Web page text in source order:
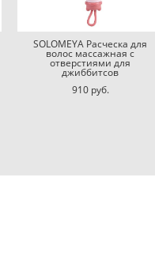
SOLOMEYA Расческа для
волос массажная с
отверстиями для
джиббитсов
910 pуб.